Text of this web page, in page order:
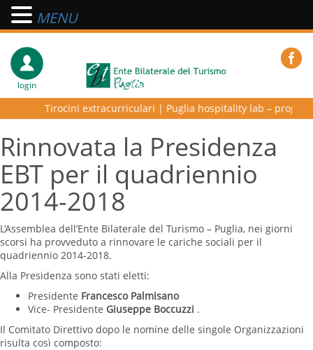
login
Tirocini extracurriculari|Puglia hospitality lab – programma
Rinnovata la Presidenza
EBT per il quadriennio
2014-2018
L’Assemblea dell’Ente Bilaterale del Turismo – Puglia, nei giorni
scorsi ha provveduto a rinnovare le cariche sociali per il
quadriennio 2014-2018.
Alla Presidenza sono stati eletti:
Presidente Francesco Palmisano
Vice- Presidente Giuseppe Boccuzzi .
Il Comitato Direttivo dopo le nomine delle singole Organizzazioni
risulta così composto:
MENU